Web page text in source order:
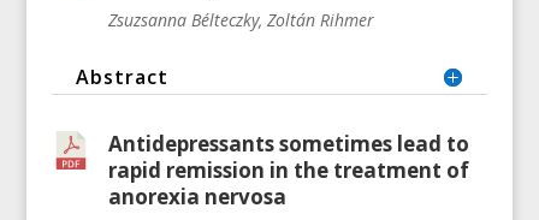
Zsuzsanna Bélteczky, Zoltán Rihmer
Abstract
Antidepressants sometimes lead to
rapid remission in the treatment of
anorexia nervosa